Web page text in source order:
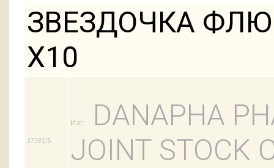
ЗВЕЗДОЧКА
Х10
37382/5
Изг:
DANAPHA
JOINT STOCK